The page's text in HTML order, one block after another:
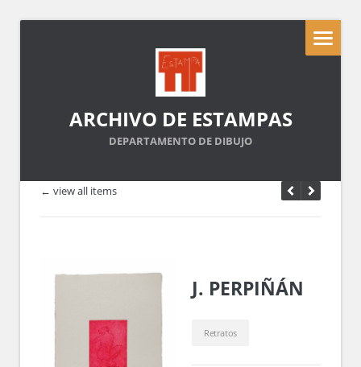
ARCHIVO DE ESTAMPAS
DEPARTAMENTO DE DIBUJO
← view all items
J. PERPIÑÁN
Retratos